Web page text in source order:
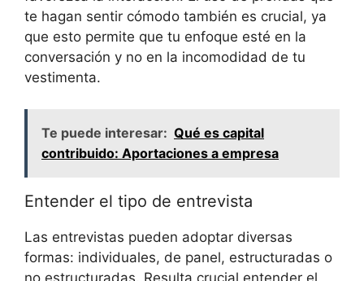
te ​hagan ⁢sentir cómodo también​ es crucial,⁤ ya
que‌ esto permite ​que tu enfoque ⁣esté en ⁤la
conversación y⁢ no en la incomodidad de tu
vestimenta.
Te puede interesar: Qué es capital
contribuido: Aportaciones a empresa
Entender‌ el⁤ tipo de entrevista
Las entrevistas ⁤pueden adoptar diversas
formas: individuales, de panel, estructuradas ‌o⁢
no estructuradas. Resulta crucial entender el